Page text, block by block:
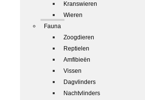
Kranswieren
Wieren
Fauna
Zoogdieren
Reptielen
Amfibieën
Vissen
Dagvlinders
Nachtvlinders